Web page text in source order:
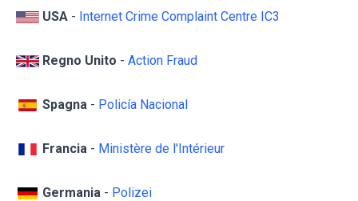
USA - Internet Crime Complaint Centre IC3
Regno Unito - Action Fraud
Spagna - Policía Nacional
Francia - Ministère de l'Intérieur
Germania - Polizei